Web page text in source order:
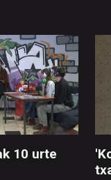
10 urte